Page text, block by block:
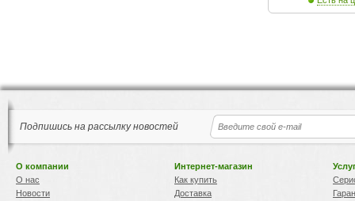
Подпишись на рассылку новостей
О компании
О нас
Новости
Интернет-магазин
Как купить
Доставка